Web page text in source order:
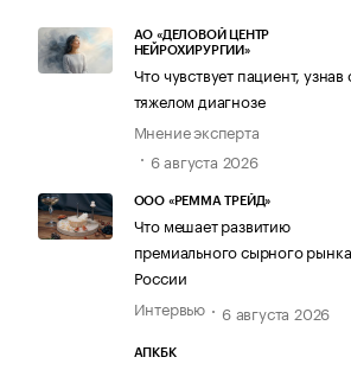
АО «ДЕЛОВОЙ ЦЕНТР
НЕЙРОХИРУРГИИ»
Что чувствует пациент, узнав
тяжелом диагнозе
Мнение эксперта
6 августа 2026
ООО «РЕММА ТРЕЙД»
Что мешает развитию
премиального сырного
России
Интервью
6 августа 2026
АПКБК